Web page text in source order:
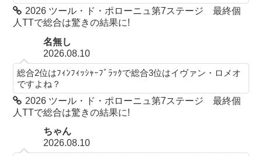
2026 ツール・ド・ポローニュ第7ステージ 最終個
人TTで総合は驚きの結果に!
名無し
2026.08.10
総合2位はﾌｨﾝﾌｨｯｼｬｰﾌﾞﾗｯｸで総合3位はイヴァン・ロメオ
ですよね？
2026 ツール・ド・ポローニュ第7ステージ 最終個
人TTで総合は驚きの結果に!
ちゃん
2026.08.10